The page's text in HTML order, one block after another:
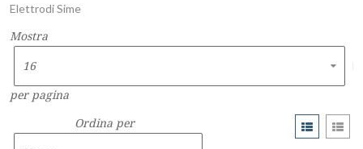
Elettrodi Sime
Mostra
per pagina
Ordina per